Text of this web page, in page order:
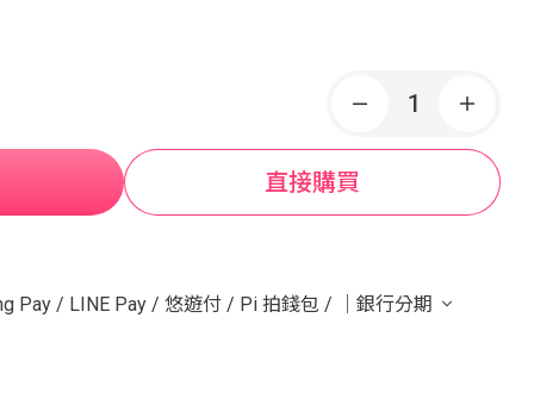
直接購買
Pay / LINE Pay / 悠遊付 / Pi 拍錢包 / ｜銀行分期